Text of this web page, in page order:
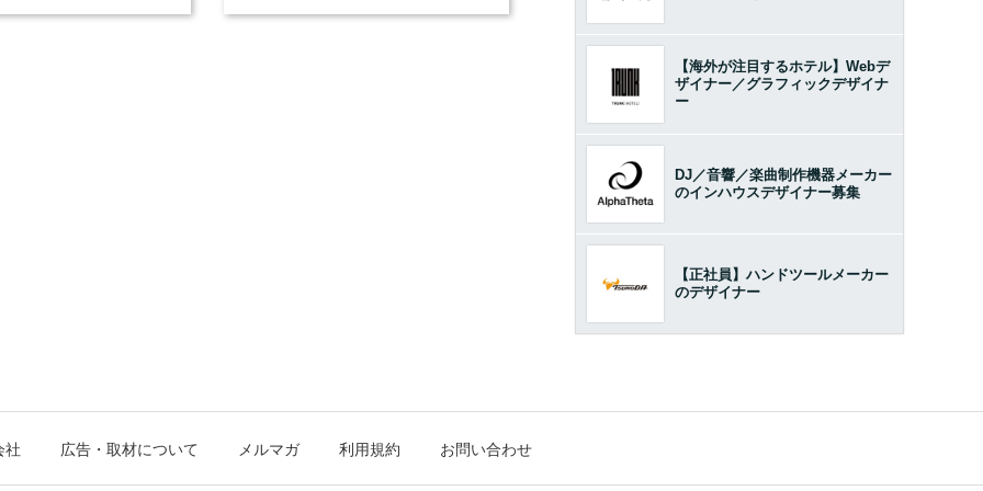
【海外が注目するホテル】Webデ
ザイナー／グラフィックデザイナ
ー
DJ／音響／楽曲制作機器メーカー
のインハウスデザイナー募集
【正社員】ハンドツールメーカー
のデザイナー
社 広告・取材について メルマガ 利用規約 お問い合わせ